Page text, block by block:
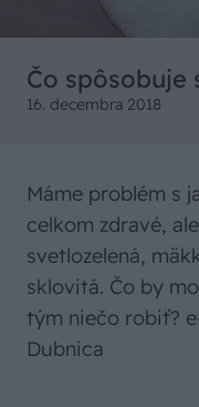
Čo
16. decembra 2018
Máme problém s
celkom zdravé,
svetlozelená,
sklovitá. Čo by
tým niečo robiť?
Dubnica